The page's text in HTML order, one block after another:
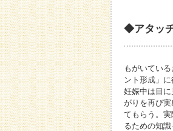
◆アタッ
もがいてい
ント形成」に
妊娠中は目
がりを再び
てもらう。
るための知識